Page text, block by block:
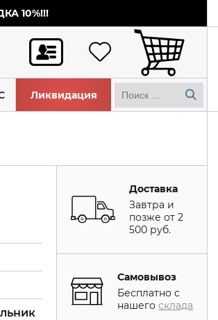
10%!!!
Ликвидация
Доставка
Завтра и
позже от 2
500 руб.
Самовывоз
Бесплатно с
нашего склада